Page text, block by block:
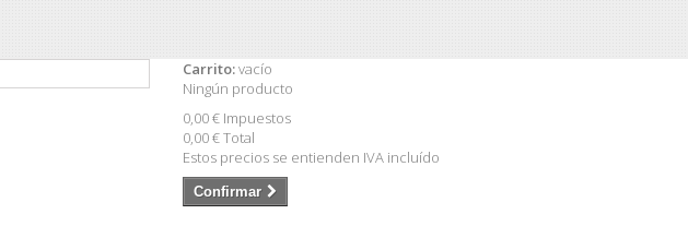
Carrito:vacío
Ningún producto
0,00 € Impuestos
0,00 €Total
Estos precios se entienden IVA incluído
Confirmar